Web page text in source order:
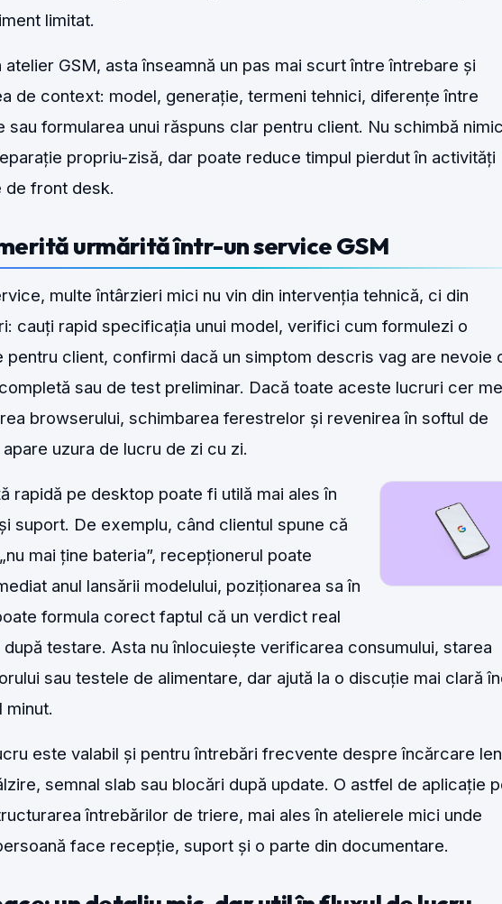
limitat.
atelier GSM, asta înseamnă un pas mai scurt între întrebare și
de context: model, generație, termeni tehnici, diferențe între
sau formularea unui răspuns clar pentru client. Nu schimbă
propriu-zisă, dar poate reduce timpul pierdut în activități
de front desk.
urmărită într-un service GSM
multe întârzieri mici nu vin din intervenția tehnică, ci din
cauți rapid specificația unui model, verifici cum formulezi o
pentru client, confirmi dacă un simptom descris vag are nevoie
sau de test preliminar. Dacă toate aceste lucruri cer
browserului, schimbarea ferestrelor și revenirea în softul de
uzura de lucru de zi cu zi.
rapidă pe desktop poate fi utilă mai ales în
suport. De exemplu, când clientul spune că
mai ține bateria”, recepționerul poate
anul lansării modelului, poziționarea sa în
formula corect faptul că un verdict real
testare. Asta nu înlocuiește verificarea consumului, starea
sau testele de alimentare, dar ajută la o discuție mai clară
minut.
este valabil și pentru întrebări frecvente despre încărcare
semnal slab sau blocări după update. O astfel de aplicație
întrebărilor de triere, mai ales în atelierele mici unde
face recepție, suport și o parte din documentare.